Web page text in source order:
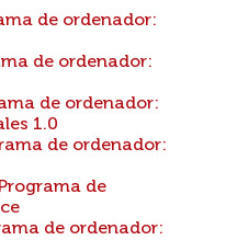
de ordenador:
de ordenador:
de ordenador:
1.0
de ordenador:
de
de ordenador: